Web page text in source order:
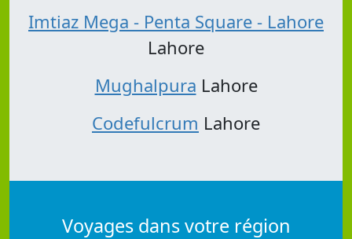
Imtiaz Mega - Penta Square - Lahore
Lahore
Mughalpura Lahore
Codefulcrum Lahore
Voyages dans votre région